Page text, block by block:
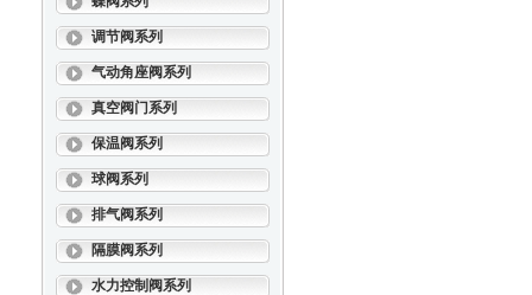
调节阀系列
气动角座阀系列
真空阀门系列
保温阀系列
球阀系列
排气阀系列
隔膜阀系列
水力控制阀系列